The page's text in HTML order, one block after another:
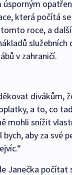
úsporným
která počítá
roce, a
služebních
v zahraničí.
divákům,
a to, co
mohli snížit
aby za své
Janečka počítat